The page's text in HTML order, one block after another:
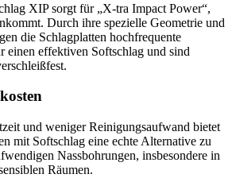
XIP sorgt für „X-tra Impact Power“,
Durch ihre spezielle Geometrie und
die Schlagplatten hochfrequente
einen effektiven Softschlag und sind
und weniger Reinigungsaufwand bietet
mit Softschlag eine echte Alternative zu
Nassbohrungen, insbesondere in
Räumen.